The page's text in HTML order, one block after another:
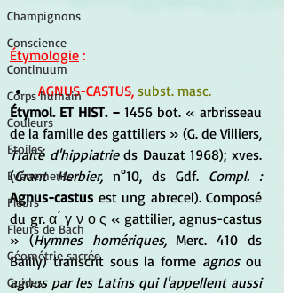
Champignons
Conscience
Continuum
Corps humain
Couleurs
Etoiles
Evénements
Fleurs
Fleurs de Bach
Géométrie sacrée
Guides
Étymologie :
AGNUS-CASTUS, subst. masc.
Étymol. ET HIST. − 1456 bot. « arbrisseau
Traité d'hippiatrie ds Dauzat 1968); xves.
(Grant Herbier, n°10, ds Gdf. Compl. :
Agnus-castus est ung abrecel). Composé
du gr. α ́ γ ν ο ς « gattilier, agnus-castus
» (Hymnes homériques, Merc. 410 ds
Bailly) transcrit sous la forme agnos
agnus par les Latins qui l'appellent aussi